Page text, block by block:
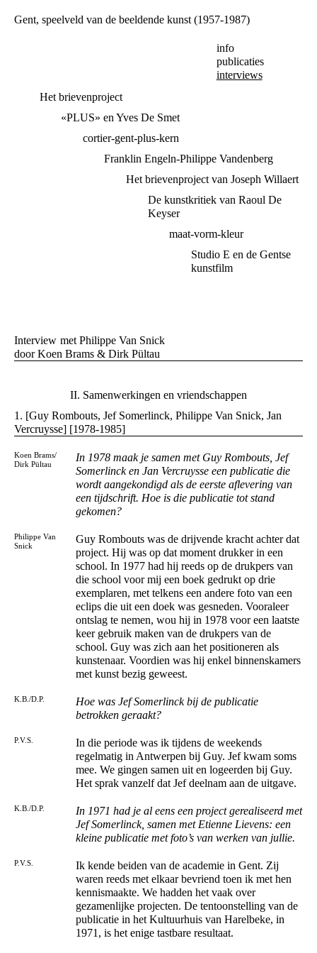
Gent, speelveld van de beeldende kunst (1957-1987)
info
publicaties
interviews
Het brievenproject
«PLUS» en Yves De Smet
cortier-gent-plus-kern
Franklin Engeln-Philippe Vandenberg
Het brievenproject van Joseph Willaert
De kunstkritiek van Raoul De
Keyser
maat-vorm-kleur
Studio E en de Gentse
kunstfilm
Interview met Philippe Van Snick
door Koen Brams & Dirk Pültau
II. Samenwerkingen en vriendschappen
1. [Guy Rombouts, Jef Somerlinck, Philippe Van Snick, Jan
Vercruysse] [1978-1985]
Koen Brams/
Dirk Pültau
In 1978 maak je samen met Guy Rombouts, Jef
Somerlinck en Jan Vercruysse een publicatie die
wordt aangekondigd als de eerste aflevering van
een tijdschrift. Hoe is die publicatie tot stand
gekomen?
Philippe Van
Snick
Guy Rombouts was de drijvende kracht achter dat
project. Hij was op dat moment drukker in een
school. In 1977 had hij reeds op de drukpers van
die school voor mij een boek gedrukt op drie
exemplaren, met telkens een andere foto van een
eclips die uit een doek was gesneden. Vooraleer
ontslag te nemen, wou hij in 1978 voor een laatste
keer gebruik maken van de drukpers van de
school. Guy was zich aan het positioneren als
kunstenaar. Voordien was hij enkel binnenskamers
met kunst bezig geweest.
K.B./D.P.
Hoe was Jef Somerlinck bij de publicatie
betrokken geraakt?
P.V.S.
In die periode was ik tijdens de weekends
regelmatig in Antwerpen bij Guy. Jef kwam soms
mee. We gingen samen uit en logeerden bij Guy.
Het sprak vanzelf dat Jef deelnam aan de uitgave.
K.B./D.P.
In 1971 had je al eens een project gerealiseerd met
Jef Somerlinck, samen met Etienne Lievens: een
kleine publicatie met foto’s van werken van jullie.
P.V.S.
Ik kende beiden van de academie in Gent. Zij
waren reeds met elkaar bevriend toen ik met hen
kennismaakte. We hadden het vaak over
gezamenlijke projecten. De tentoonstelling van de
publicatie in het Kultuurhuis van Harelbeke, in
1971, is het enige tastbare resultaat.